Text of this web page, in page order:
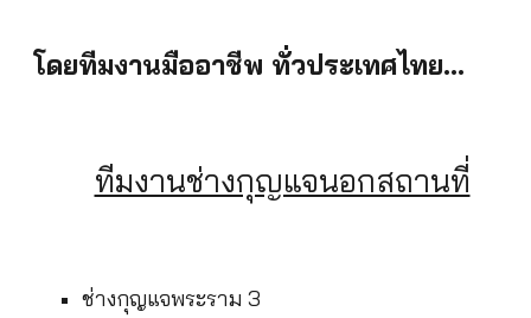
โดยทีมงานมืออาชีพ ทั่วประเทศไทย...
ทีมงานช่างกุญแจนอกสถานที่
ช่างกุญแจพระราม 3